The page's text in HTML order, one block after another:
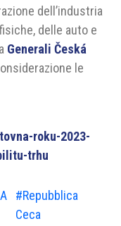
dell’industria
delle auto e
Generali Česká
le
roku-2023-
trhu
#Repubblica
Ceca